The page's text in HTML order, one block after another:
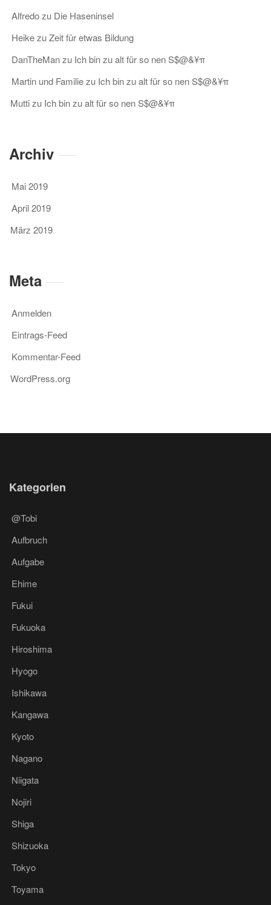
Alfredozu Die Haseninsel
HeikezuZeit für etwas Bildung
DanTheManzu Ich bin zu alt für so nen S$@&¥π
Martin und Familiezu Ich bin zu alt für so nen S$@&¥π
Muttizu Ich bin zu alt für so nen S$@&¥π
Archiv
Mai 2019
April 2019
März 2019
Meta
Anmelden
Eintrags-Feed
Kommentar-Feed
WordPress.org
Kategorien
@Tobi
Aufbruch
Aufgabe
Ehime
Fukui
Fukuoka
Hiroshima
Hyogo
Ishikawa
Kangawa
Kyoto
Nagano
Niigata
Nojiri
Shiga
Shizuoka
Tokyo
Toyama